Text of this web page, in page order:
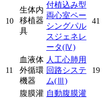
10
生体内
移植器
具
付植込み型
両心室ペー
シングパル
スジェネレ
ータ(Ⅳ)
41
11
血液体
外循環
機器
人工心肺用
回路システ
ム(Ⅲ)
19
腹膜灌 自動腹膜灌